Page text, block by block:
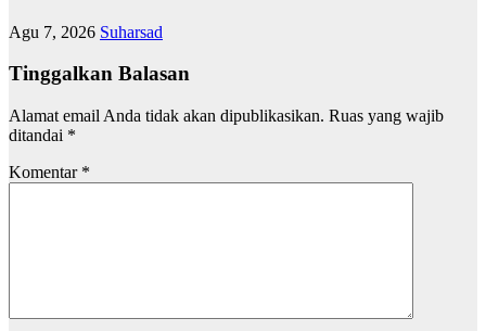
Agu 7, 2026 Suharsad
Tinggalkan Balasan
Alamat email Anda tidak akan dipublikasikan. Ruas yang wajib
ditandai *
Komentar *